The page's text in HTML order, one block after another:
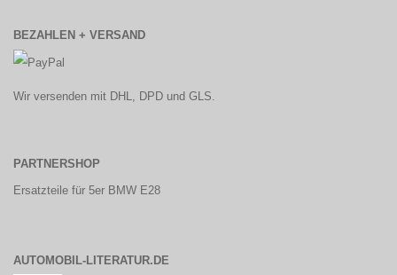
BEZAHLEN + VERSAND
Wir versenden mit DHL, DPD und GLS.
PARTNERSHOP
Ersatzteile für 5er BMW E28
AUTOMOBIL-LITERATUR.DE